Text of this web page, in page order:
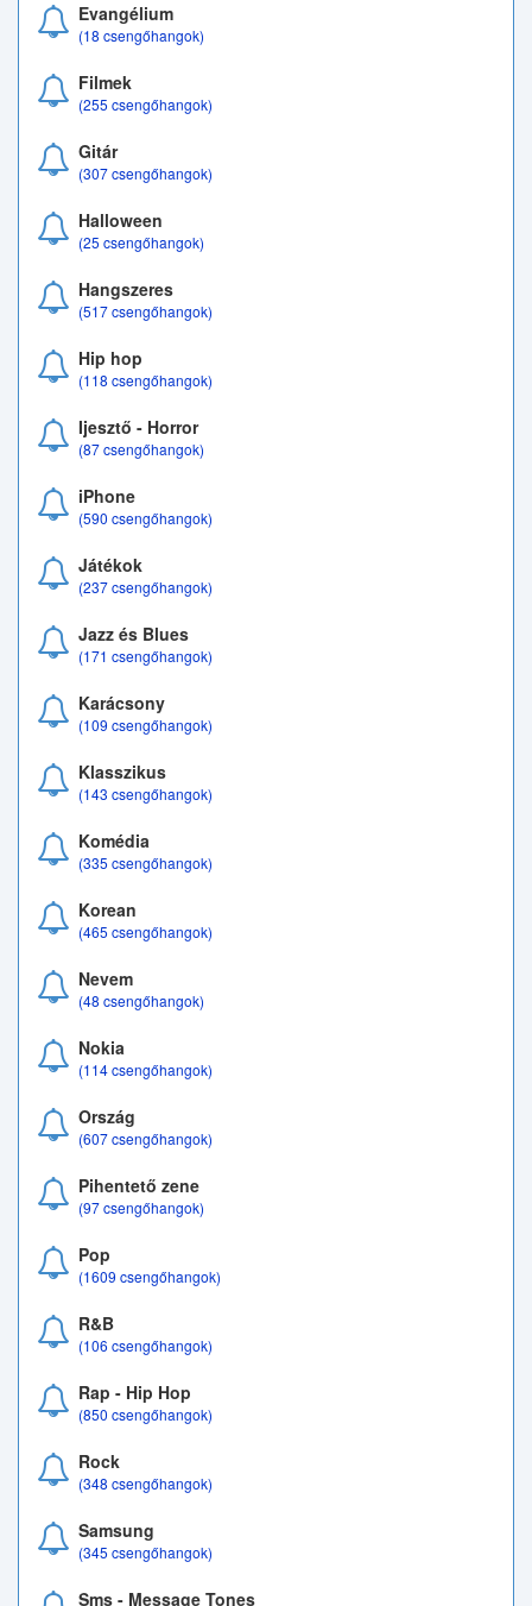
Evangélium
(18 csengőhangok)
Filmek
(255 csengőhangok)
Gitár
(307 csengőhangok)
Halloween
(25 csengőhangok)
Hangszeres
(517 csengőhangok)
Hip hop
(118 csengőhangok)
Ijesztő - Horror
(87 csengőhangok)
iPhone
(590 csengőhangok)
Játékok
(237 csengőhangok)
Jazz és Blues
(171 csengőhangok)
Karácsony
(109 csengőhangok)
Klasszikus
(143 csengőhangok)
Komédia
(335 csengőhangok)
Korean
(465 csengőhangok)
Nevem
(48 csengőhangok)
Nokia
(114 csengőhangok)
Ország
(607 csengőhangok)
Pihentető zene
(97 csengőhangok)
Pop
(1609 csengőhangok)
R&B
(106 csengőhangok)
Rap - Hip Hop
(850 csengőhangok)
Rock
(348 csengőhangok)
Samsung
(345 csengőhangok)
Sms - Message Tones